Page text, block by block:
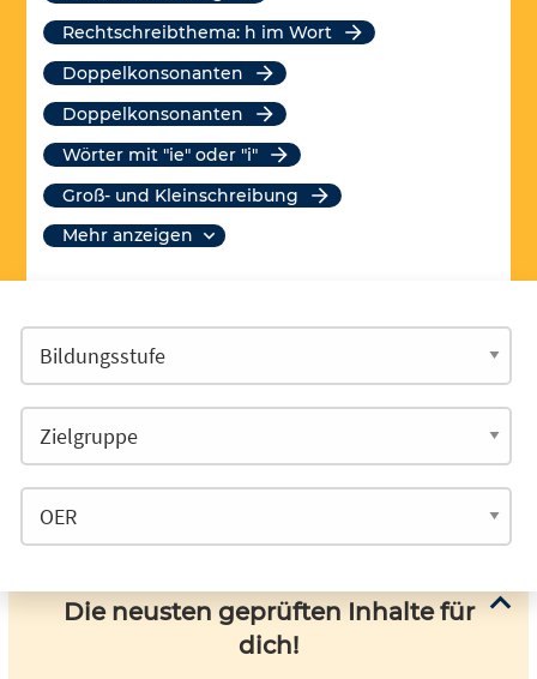
Rechtschreibthema: h im Wort
Doppelkonsonanten
Doppelkonsonanten
Wörter mit "ie" oder "i"
Groß- und Kleinschreibung
mehr anzeigen
Die neusten geprüften Inhalte für
dich!